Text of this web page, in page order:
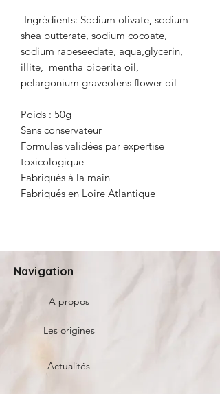
-Ingrédients: Sodium olivate, sodium
shea butterate, sodium cocoate,
sodium rapeseedate, aqua,glycerin,
illite, mentha piperita oil,
pelargonium graveolens flower oil
Poids : 50g
Sans conservateur
Formules validées par expertise
toxicologique
Fabriqués à la main
Fabriqués en Loire Atlantique
Navigation
A propos
Les origines
Actualités